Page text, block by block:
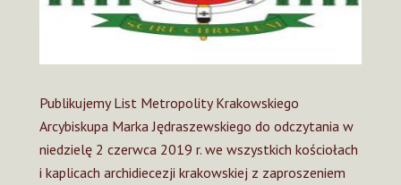
Publikujemy List Metropolity Krakowskiego
Arcybiskupa Marka Jędraszewskiego do odczytania w
niedzielę 2 czerwca 2019 r. we wszystkich kościołach
i kaplicach archidiecezji krakowskiej z zaproszeniem